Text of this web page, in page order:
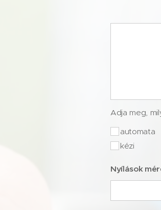
Adja meg,
automata
kézi
Nyílások